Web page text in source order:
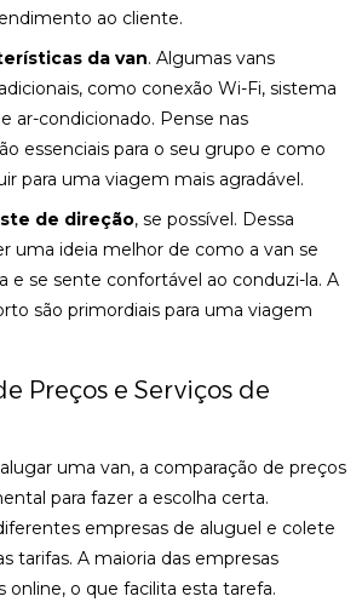
ao cliente.
da van. Algumas vans
como conexão Wi-Fi, sistema
ar-condicionado. Pense nas
essenciais para o seu grupo e como
para uma viagem mais agradável.
de direção, se possível. Dessa
uma ideia melhor de como a van se
e se sente confortável ao conduzi-la. A
são primordiais para uma viagem
Preços e Serviços de
uma van, a comparação de preços
para fazer a escolha certa.
empresas de aluguel e colete
tarifas. A maioria das empresas
o que facilita esta tarefa.